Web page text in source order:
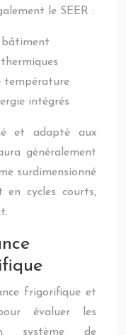
le SEER :
bâtiment
thermiques
température
intégrés
et adapté aux
généralement
surdimensionné
en cycles courts,
frigorifique et
évaluer les
système de